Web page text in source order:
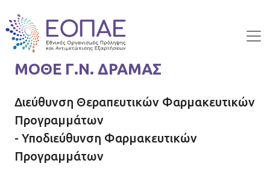
ΜΟΘΕ Γ.Ν. ΔΡΑΜΑΣ
Διεύθυνση Θεραπευτικών Φαρμακευτικών
Προγραμμάτων
- Υποδιεύθυνση Φαρμακευτικών
Προγραμμάτων